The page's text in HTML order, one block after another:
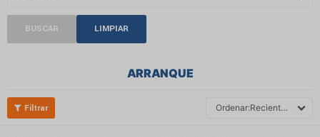
BUSCAR LIMPIAR
ARRANQUE
Recientes